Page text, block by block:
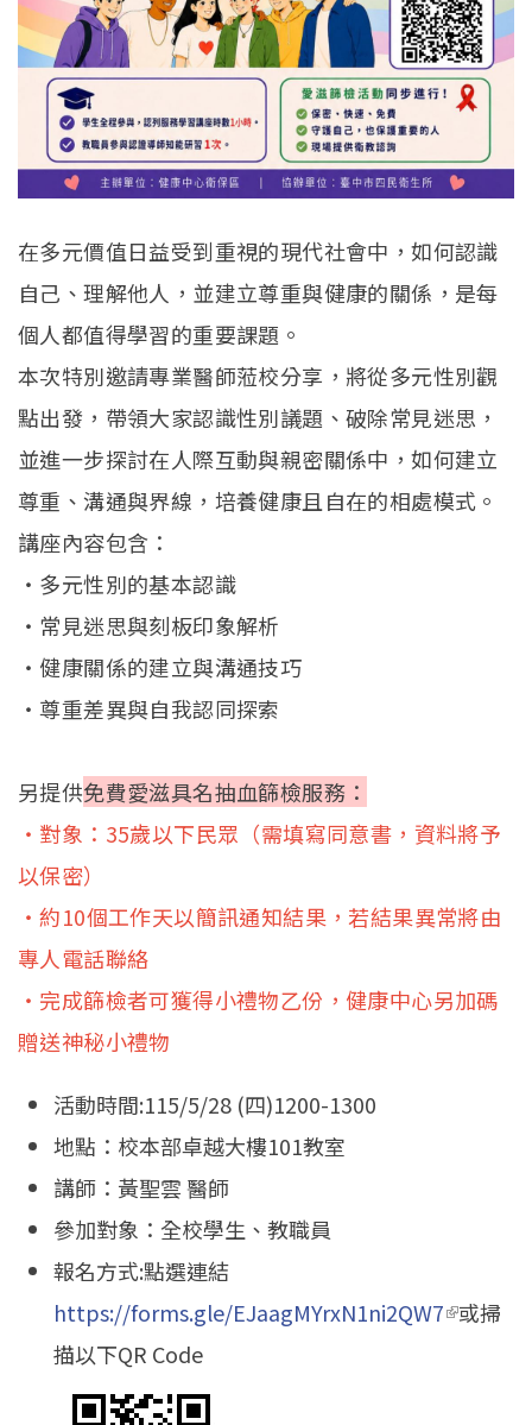
在多元價值日益受到重視的現代社會中，如何認識
自己、理解他人，並建立尊重與健康的關係，是每
個人都值得學習的重要課題。
本次特別邀請專業醫師蒞校分享，將從多元性別觀
點出發，帶領大家認識性別議題、破除常見迷思，
並進一步探討在人際互動與親密關係中，如何建立
尊重、溝通與界線，培養健康且自在的相處模式。
講座內容包含：
・多元性別的基本認識
・常見迷思與刻板印象解析
・健康關係的建立與溝通技巧
・尊重差異與自我認同探索
另提供免費愛滋具名抽血篩檢服務：
・對象：35歲以下民眾（需填寫同意書，資料將予
以保密）
・約10個工作天以簡訊通知結果，若結果異常將由
專人電話聯絡
・完成篩檢者可獲得小禮物乙份，健康中心另加碼
贈送神秘小禮物
活動時間:115/5/28 (四)1200-1300
地點：校本部卓越大樓101教室
講師：黃聖雲 醫師
參加對象：全校學生、教職員
報名方式:點選連結
https://forms.gle/EJaagMYrxN1ni2QW7(link is
或掃
描以下QR Code